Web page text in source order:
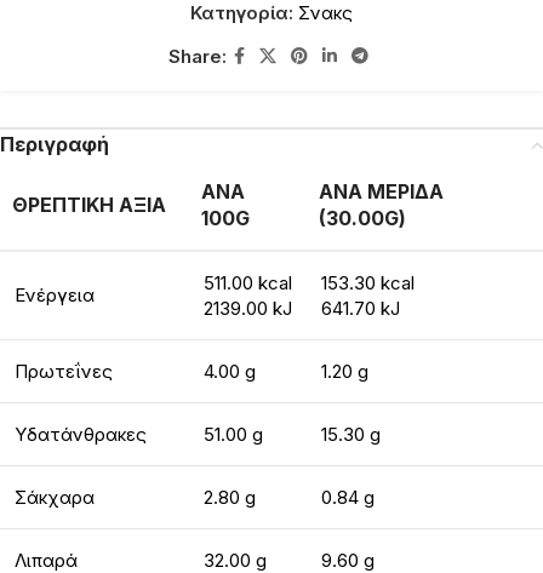
Κατηγορία: Σνακς
Share:
Περιγραφή
ΘΡΕΠΤΙΚΗ ΑΞΙΑ
ΑΝΑ
100G
ΑΝΑ ΜΕΡΙΔΑ
(30.00G)
Ενέργεια
511.00 kcal
2139.00 kJ
153.30 kcal
641.70 kJ
Πρωτεΐνες 4.00 g 1.20 g
Υδατάνθρακες 51.00 g 15.30 g
Σάκχαρα 2.80 g 0.84 g
Λιπαρά 32.00 g 9.60 g